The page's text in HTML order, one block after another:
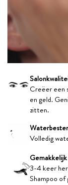
Creëer een
en geld.
zitten.
Volledig
3-4 keer
Shampoo